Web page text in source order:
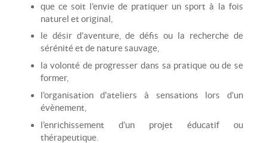
que ce soit l’envie de pratiquer un sport à la fois
naturel et original,
le désir d’aventure, de défis ou la recherche de
sérénité et de nature sauvage,
la volonté de progresser dans sa pratique ou de se
former,
l'organisation d'ateliers à sensations lors d'un
évènement,
l’enrichissement d’un projet éducatif ou
thérapeutique.